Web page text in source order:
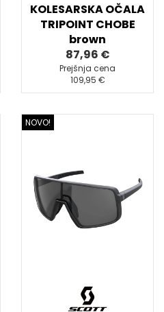
KOLESARSKA OČALA
TRIPOINT CHOBE
brown
87,96 €
Prejšnja cena
109,95 €
NOVO!